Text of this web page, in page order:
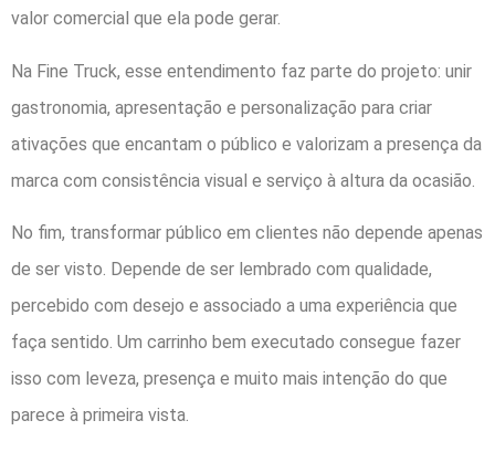
valor comercial que ela pode gerar.
Na Fine Truck, esse entendimento faz parte do projeto: unir
gastronomia, apresentação e personalização para criar
ativações que encantam o público e valorizam a presença da
marca com consistência visual e serviço à altura da ocasião.
No fim, transformar público em clientes não depende apenas
de ser visto. Depende de ser lembrado com qualidade,
percebido com desejo e associado a uma experiência que
faça sentido. Um carrinho bem executado consegue fazer
isso com leveza, presença e muito mais intenção do que
parece à primeira vista.